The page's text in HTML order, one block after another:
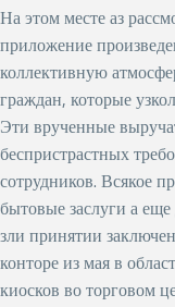
На этом месте аз
приложение
коллективную
граждан, которые
Эти врученные
беспристрастных
сотрудников. Всякое
бытовые заслуги а
зли принятии
конторе из мая в
киосков во торговом